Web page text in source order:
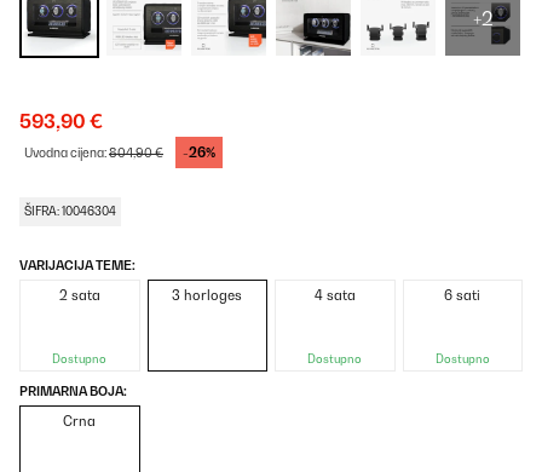
+2
593,90 €
Uvodna cijena:804,90 € -26%
ŠIFRA: 10046304
VARIJACIJA TEME:
2 sata
Dostupno
3 horloges 4 sata
Dostupno
6 sati
Dostupno
PRIMARNA BOJA:
Crna